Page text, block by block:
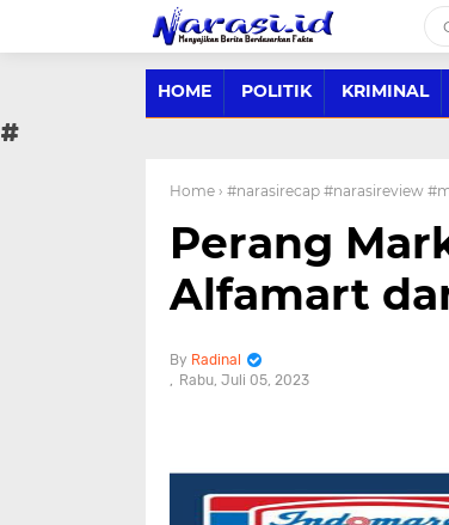
HOME POLITIK KRIMINAL
#
Home › #narasirecap #narasireview
Perang
Alfamart
Radinal
Rabu, Juli 05, 2023